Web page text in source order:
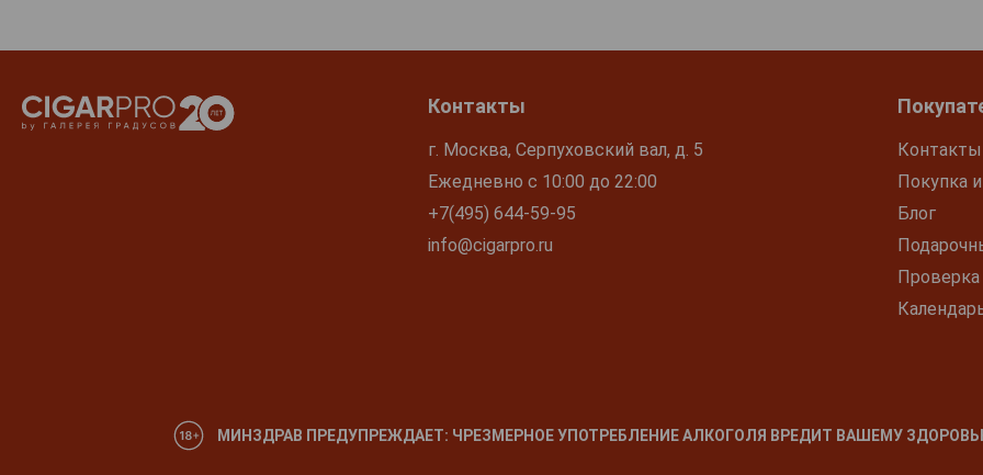
Контакты
г. Москва, Серпуховский вал, д. 5
Ежедневно с 10:00 до 22:00
+7(495) 644-59-95
info@cigarpro.ru
Контакты
Покупка
Блог
МИНЗДРАВ ПРЕДУПРЕЖДАЕТ: ЧРЕЗМЕРНОЕ УПОТРЕБЛЕНИЕ АЛКОГОЛЯ ВРЕДИТ ВАШЕМУ